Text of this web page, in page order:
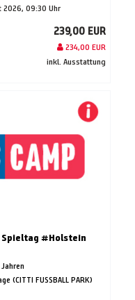
2026, 09:30 Uhr
239,00 EUR
234,00 EUR
inkl. Ausstattung
Spieltag #Holstein
(CITTI FUSSBALL PARK)